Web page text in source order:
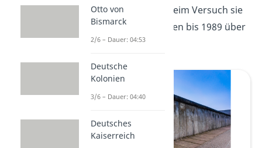
gesamten Westteil. Beim Versuch sie
zu überwinden starben bis 1989 über
140 Menschen.
Otto von
Bismarck
2/6 – Dauer: 04:53
Deutsche
Kolonien
3/6 – Dauer: 04:40
Deutsches
Kaiserreich